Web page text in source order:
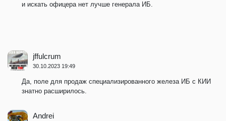
и искать офицера нет лучше генерала ИБ.
jffulcrum
30.10.2023 19:49
Да, поле для продаж специализированного железа ИБ с КИИ
знатно расширилось.
Andrei